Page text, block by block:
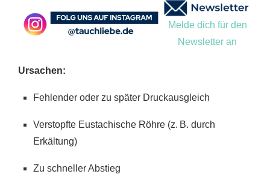
Melde dich für den
Newsletter an
Ursachen:
Fehlender oder zu später Druckausgleich
Verstopfte Eustachische Röhre (z. B. durch
Erkältung)
Zu schneller Abstieg